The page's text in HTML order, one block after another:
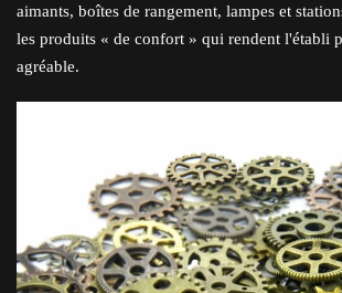
aimants, boîtes de rangement, lampes et
les produits « de confort » qui rendent l'établi
agréable.